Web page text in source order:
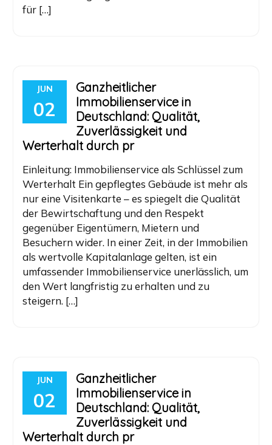
für […]
JUN
02
Ganzheitlicher
Immobilienservice in
Deutschland: Qualität,
Zuverlässigkeit und
Werterhalt durch pr
Einleitung: Immobilienservice als Schlüssel zum
Werterhalt Ein gepflegtes Gebäude ist mehr als
nur eine Visitenkarte – es spiegelt die Qualität
der Bewirtschaftung und den Respekt
gegenüber Eigentümern, Mietern und
Besuchern wider. In einer Zeit, in der Immobilien
als wertvolle Kapitalanlage gelten, ist ein
umfassender Immobilienservice unerlässlich, um
den Wert langfristig zu erhalten und zu
steigern. […]
JUN
02
Ganzheitlicher
Immobilienservice in
Deutschland: Qualität,
Zuverlässigkeit und
Werterhalt durch pr